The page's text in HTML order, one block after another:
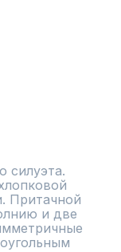
силуэта.
Притачной
и две